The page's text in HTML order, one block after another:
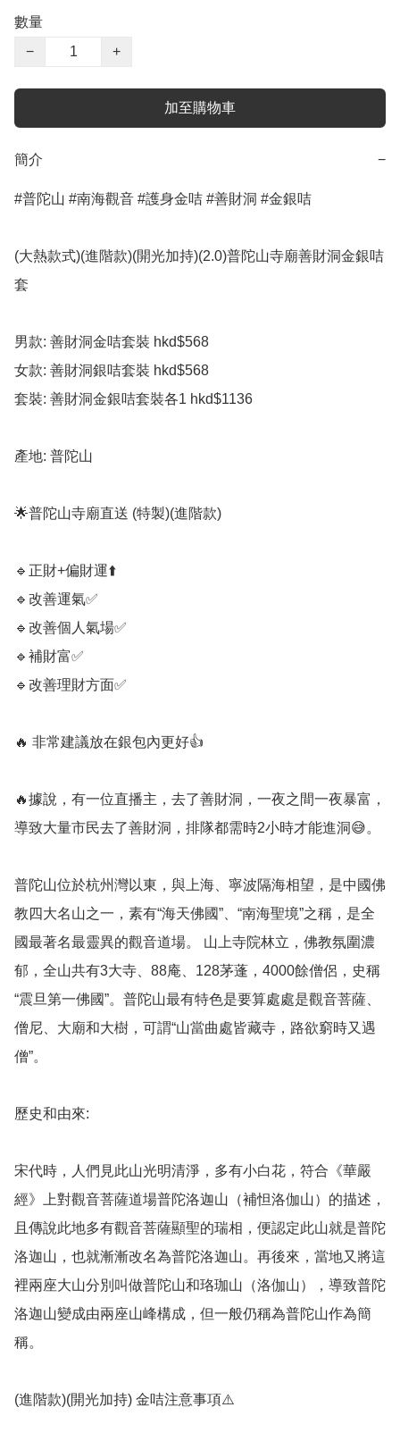
數量
−
+
加至購物車
簡介 −
#普陀山 #南海觀音 #護身金咭 #善財洞 #金銀咭
(大熱款式)(進階款)(開光加持)(2.0)普陀山寺廟善財洞金銀咭
套
男款: 善財洞金咭套裝 hkd$568
女款: 善財洞銀咭套裝 hkd$568
套裝: 善財洞金銀咭套裝各1 hkd$1136
產地: 普陀山
🌟普陀山寺廟直送 (特製)(進階款)
🔹️正財+偏財運⬆️
🔹️改善運氣✅️
🔹️改善個人氣場✅️
🔹️補財富✅️
🔹️改善理財方面✅️
🔥 非常建議放在銀包內更好👍
🔥據說，有一位直播主，去了善財洞，一夜之間一夜暴富，
導致大量市民去了善財洞，排隊都需時2小時才能進洞😅。
普陀山位於杭州灣以東，與上海、寧波隔海相望，是中國佛
教四大名山之一，素有“海天佛國”、“南海聖境”之稱，是全
國最著名最靈異的觀音道場。 山上寺院林立，佛教氛圍濃
郁，全山共有3大寺、88庵、128茅蓬，4000餘僧侶，史稱
“震旦第一佛國”。普陀山最有特色是要算處處是觀音菩薩、
僧尼、大廟和大樹，可謂“山當曲處皆藏寺，路欲窮時又遇
僧”。
歷史和由來:
宋代時，人們見此山光明清淨，多有小白花，符合《華嚴
經》上對觀音菩薩道場普陀洛迦山（補怛洛伽山）的描述，
且傳說此地多有觀音菩薩顯聖的瑞相，便認定此山就是普陀
洛迦山，也就漸漸改名為普陀洛迦山。再後來，當地又將這
裡兩座大山分別叫做普陀山和珞珈山（洛伽山），導致普陀
洛迦山變成由兩座山峰構成，但一般仍稱為普陀山作為簡
稱。
(進階款)(開光加持) 金咭注意事項⚠️